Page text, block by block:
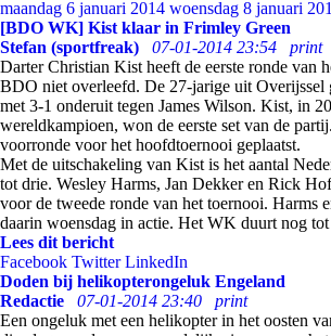
maandag 6 januari 2014 woensdag 8 januari
[BDO WK] Kist klaar in Frimley Green
Stefan (sportfreak)
07-01-2014 23:54
print
Darter Christian Kist heeft de eerste ronde van
BDO niet overleefd. De 27-jarige uit Overijssel
met 3-1 onderuit tegen James Wilson. Kist, in
wereldkampioen, won de eerste set van de
voorronde voor het hoofdtoernooi geplaatst.
Met de uitschakeling van Kist is het aantal
tot drie. Wesley Harms, Jan Dekker en Rick
voor de tweede ronde van het toernooi. Harms
daarin woensdag in actie. Het WK duurt nog tot
Lees dit bericht
Facebook Twitter LinkedIn
Doden bij helikopterongeluk Engeland
Redactie
07-01-2014 23:40
print
Een ongeluk met een helikopter in het oosten